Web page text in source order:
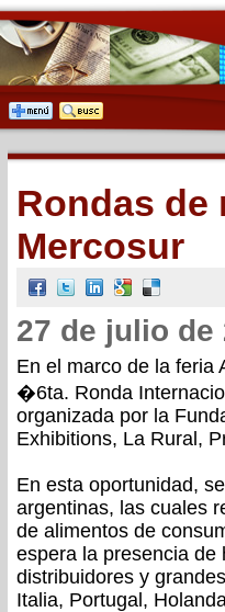
Rondas de
Mercosur
27 de julio de
En el marco de la feria
�6ta. Ronda
organizada por la
Exhibitions, La Rural,
En esta oportunidad,
argentinas, las cuales
de alimentos de
espera la presencia de
distribuidores y
Italia, Portugal,